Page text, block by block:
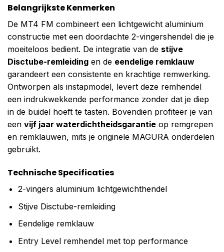
Belangrijkste Kenmerken
De MT4 FM combineert een lichtgewicht aluminium
constructie met een doordachte 2-vingershendel die je
moeiteloos bedient. De integratie van de stijve
Disctube-remleiding en de eendelige remklauw
garandeert een consistente en krachtige remwerking.
Ontworpen als instapmodel, levert deze remhendel
een indrukwekkende performance zonder dat je diep
in de buidel hoeft te tasten. Bovendien profiteer je van
een vijf jaar waterdichtheidsgarantie op remgrepen
en remklauwen, mits je originele MAGURA onderdelen
gebruikt.
Technische Specificaties
2-vingers aluminium lichtgewichthendel
Stijve Disctube-remleiding
Eendelige remklauw
Entry Level remhendel met top performance